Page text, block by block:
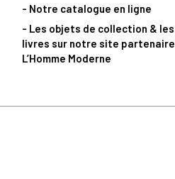
- Notre catalogue en ligne
- Les objets de collection & les
livres sur notre site partenaire
L’Homme Moderne